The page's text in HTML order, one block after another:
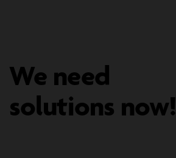
We need
solutions now!